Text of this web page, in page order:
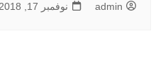
admin نوفمبر 17, 2018